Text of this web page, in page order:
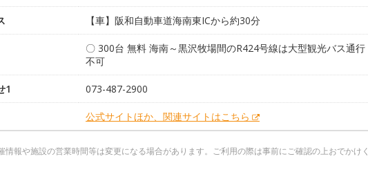
【車】阪和自動車道海南東ICから約30分
〇 300台 無料 海南～黒沢牧場間のR424号線は大型観光バス通行
不可
1 073-487-2900
公式サイトほか、関連サイトはこちら
報や施設の営業時間等は変更になる場合があります。ご利用の際は事前にご確認の上おでかけく